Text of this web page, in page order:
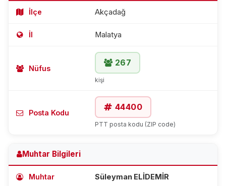
İlçe Akçadağ
İl Malatya
Nüfus
267
kişi
Posta Kodu
44400
PTT posta kodu (ZIP code)
Muhtar Bilgileri
Muhtar Süleyman ELİDEMİR